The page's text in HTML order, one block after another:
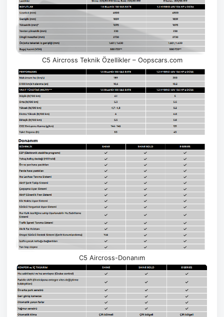
C5 Aircross Teknik Özellikler – Oopscars.com
C5 Aircross-Donanım